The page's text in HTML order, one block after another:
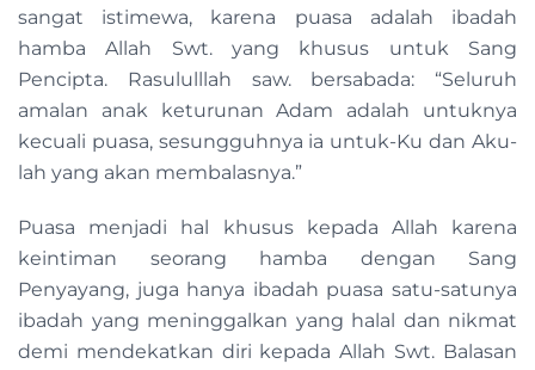
sangat istimewa, karena puasa adalah ibadah
hamba Allah Swt. yang khusus untuk Sang
Pencipta. Rasululllah saw. bersabada: “Seluruh
amalan anak keturunan Adam adalah untuknya
kecuali puasa, sesungguhnya ia untuk-Ku dan Aku-
lah yang akan membalasnya.”
Puasa menjadi hal khusus kepada Allah karena
keintiman seorang hamba dengan Sang
Penyayang, juga hanya ibadah puasa satu-satunya
ibadah yang meninggalkan yang halal dan nikmat
demi mendekatkan diri kepada Allah Swt. Balasan